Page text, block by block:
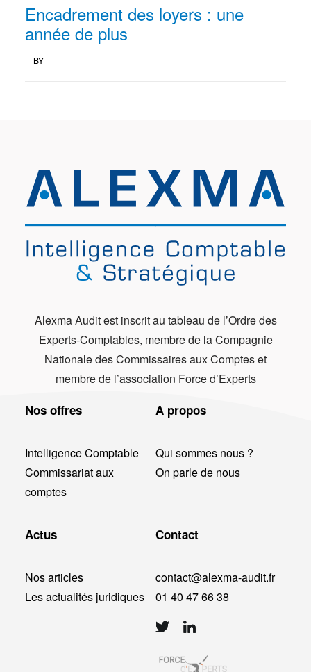
Encadrement des loyers : une
année de plus
BY
Alexma Audit est inscrit au tableau de l’Ordre des
Experts-Comptables, membre de la Compagnie
Nationale des Commissaires aux Comptes et
membre de l’association Force d’Experts
Nos offres
Intelligence Comptable
Commissariat aux
comptes
A propos
Qui sommes nous ?
On parle de nous
Actus
Nos articles
Les actualités juridiques
Contact
contact@alexma-audit.fr
01 40 47 66 38